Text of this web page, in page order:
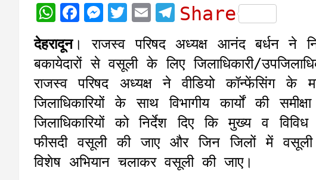
W
a
t
s
A
p
p
F
c
e
b
o
o
k
M
s
s
e
n
g
e
r
T
i
t
t
e
r
E
a
i
T
l
e
g
r
a
m
Share
देहरादून। राजस्व परिषद अध्यक्ष आनंद बर्धन ने
बकायेदारों से वसूली के लिए जिलाधिकारी/
राजस्व परिषद अध्यक्ष ने वीडियो कॉन्फेंसिंग
जिलाधिकारियों के साथ विभागीय कार्यों की
जिलाधिकारियों को निर्देश दिए कि मुख्य व
फीसदी वसूली की जाए और जिन जिलों में
विशेष अभियान चलाकर वसूली की जाए।